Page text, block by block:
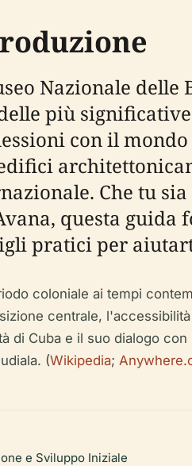
Nazionale delle
più
con il
Che tu
questa
pratici per
coloniale ai tempi
centrale,
di Cuba e il suo dialogo
(Wikipedia;
e Sviluppo Iniziale